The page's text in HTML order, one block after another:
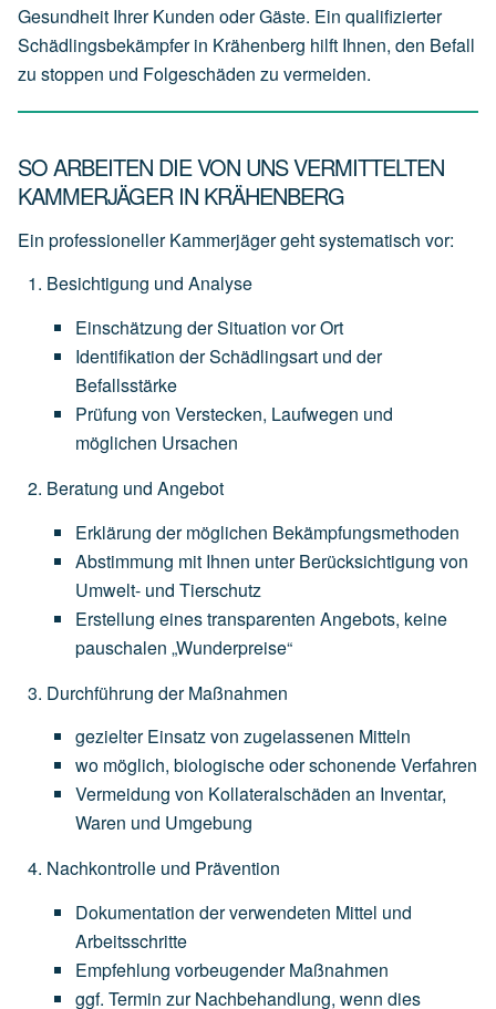
Gesundheit Ihrer Kunden oder Gäste. Ein qualifizierter
Schädlingsbekämpfer in Krähenberg hilft Ihnen, den Befall
zu stoppen und Folgeschäden zu vermeiden.
SO ARBEITEN DIE VON UNS VERMITTELTEN
KAMMERJÄGER IN KRÄHENBERG
Ein professioneller Kammerjäger geht systematisch vor:
Besichtigung und Analyse
Einschätzung derSituation vorOrt
Identifikation derSchädlingsart und der
Befallsstärke
Prüfung von Verstecken, Laufwegen und
möglichen Ursachen
Beratung und Angebot
Erklärung der möglichen Bekämpfungsmethoden
Abstimmung mit Ihnen unter Berücksichtigung von
Umwelt- und Tierschutz
Erstellung einestransparenten Angebots, keine
pauschalen „Wunderpreise“
Durchführung der Maßnahmen
gezielter Einsatzvon zugelassenen Mitteln
wo möglich, biologischeoderschonendeVerfahren
Vermeidung von Kollateralschäden an Inventar,
Waren und Umgebung
Nachkontrolle und Prävention
Dokumentation derverwendeten Mittel und
Arbeitsschritte
Empfehlung vorbeugender Maßnahmen
ggf. Termin zur Nachbehandlung, wenn dies